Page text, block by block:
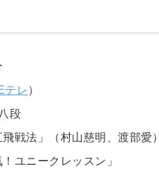
テレ ）
段
戦法」（村山慈明、渡部愛）
ユニークレッスン」